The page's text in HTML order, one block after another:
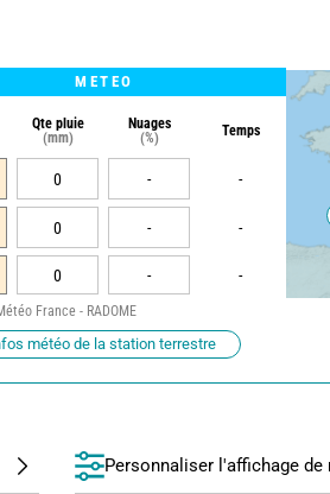
METEO
Qte pluie
(mm)
Nuages
(%)
Temps
0 - -
0 - -
0 - -
France - RADOME
météo de la station terrestre
Personnaliser l'affichage